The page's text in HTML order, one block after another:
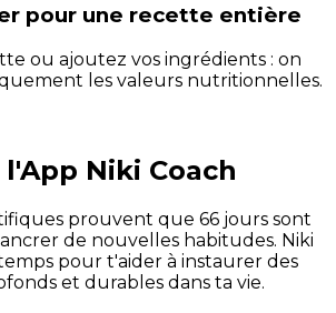
pour une recette entière
ou ajoutez vos ingrédients : on
les valeurs nutritionnelles.
Niki Coach
prouvent que 66 jours sont
de nouvelles habitudes. Niki
pour t'aider à instaurer des
et durables dans ta vie.